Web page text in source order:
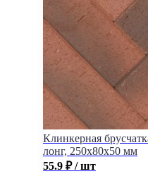
Клинкерная
лонг, 250x80x50 мм
55.9 ₽ / шт